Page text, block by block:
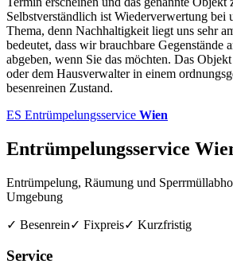
Selbstverständlich ist Wiederverwertung bei
Thema, denn Nachhaltigkeit liegt uns sehr
bedeutet, dass wir brauchbare Gegenstände
abgeben, wenn Sie das möchten. Das
oder dem Hausverwalter in einem
besenreinen Zustand.
ES Entrümpelungsservice Wien
Entrümpelungsservice
Entrümpelung, Räumung und
Umgebung
✓ Besenrein✓ Fixpreis✓ Kurzfristig
Service